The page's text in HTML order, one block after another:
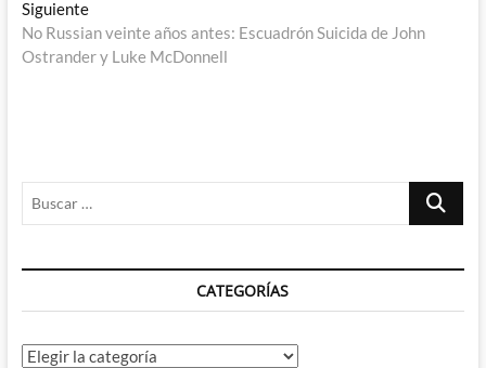
entradas
SiguienteEntrada
siguiente:
No Russian veinte años antes: Escuadrón Suicida de John
Ostrander y Luke McDonnell
Buscar
CATEGORÍAS
Categorías